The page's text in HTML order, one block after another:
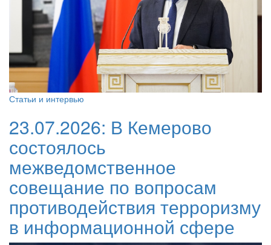
Статьи и интервью
23.07.2026: В Кемерово
состоялось
межведомственное
совещание по вопросам
противодействия терроризму
в информационной сфере